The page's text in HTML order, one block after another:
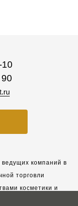
компаний в
торговли
косметики и